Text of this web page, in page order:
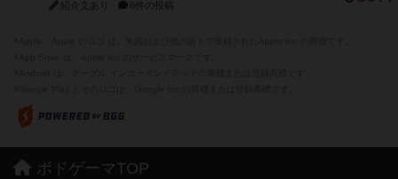
紹介文あり 6件の投稿
ボドゲーマTOP